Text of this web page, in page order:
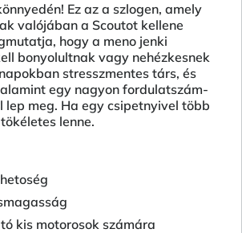
Ez az a szlogen, amely
valójában a Scoutot kellene
hogy a meno jenki
bonyolultnak vagy nehézkesnek
stresszmentes társ, és
egy nagyon fordulatszám-
lep meg. Ha egy csipetnyivel több
lenne.
kis motorosok számára